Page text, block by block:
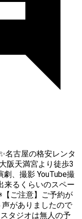
名古屋の格安レンタ
阪天満宮より徒歩3
来るくらいのスペー
がありましたので